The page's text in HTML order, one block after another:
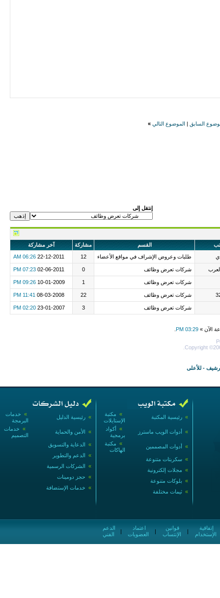
السابق الموضوع التالي »
إنتقل إلى
القسم مشاركة
آخر مشاركة
طلبات وعروض الإشراف في مواقع الأعضاء 12
22-12-2011
06:26 AM
شركات تعرض وظائف 0
02-06-2011
07:23 PM
شركات تعرض وظائف 1
10-01-2009
09:26 PM
شركات تعرض وظائف 22
08-03-2008
11:41 PM
شركات تعرض وظائف 3
23-01-2007
02:20 PM
الآن » 03:29 PM
Copyright
- للأعلى
» خدمات
البرمجة
» رئيسية الدليل
» خدمات
التصميم
» الأمن والحماية
» الدعاية والتسويق
» الدعم والتطوير
» الشركات الرسمية
» حجز دومينات
» خدمات الإستضافة
» مكتبة
الإستايلات
» رئيسية المكتبة
» أكواد
برمجية
» أدوات الويب ماسترز
» مكتبة
الهاكات
» أدوات المصممين
» سكربتات متنوعة
» مجلات إلكترونية
» بلوكات متنوعة
» ثيمات مختلفة
الفني
|
العضويات
|
الإنتساب
|
الإستخدام